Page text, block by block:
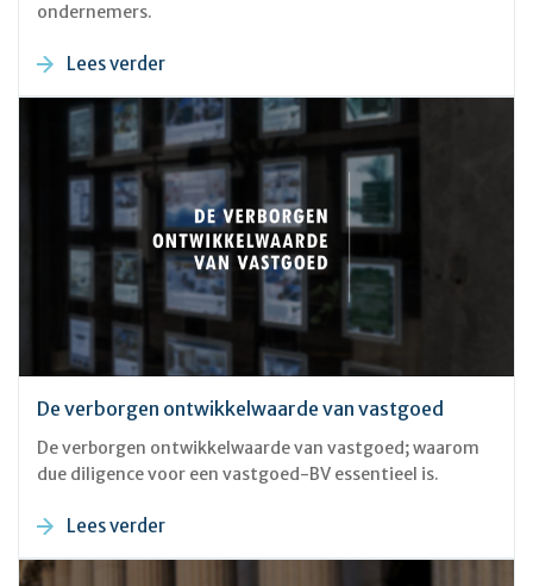
ondernemers.
Lees verder
De verborgen ontwikkelwaarde van vastgoed
De verborgen ontwikkelwaarde van vastgoed; waarom
due diligence voor een vastgoed-BV essentieel is.
Lees verder